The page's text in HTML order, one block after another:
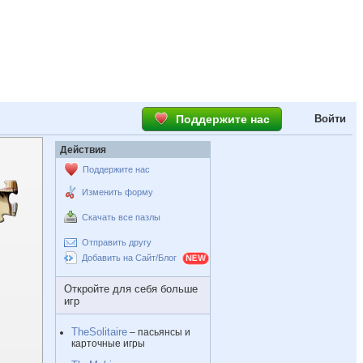
Поддержите нас Войти
Действия
Поддержите нас
Изменить форму
Скачать все пазлы
Отправить другу
Добавить на Сайт/Блог
Откройте для себя больше
игр
TheSolitaire – пасьянсы и
карточные игры